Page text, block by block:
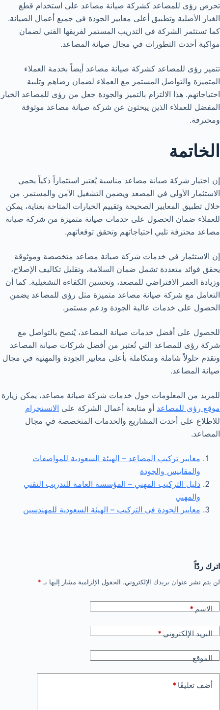
تحرص رؤى للمصاعد كشركة صيانة مصاعد على استخدام قطع
الغيار الأصلية وتطبيق أعلى معايير الجودة في جميع أعمال الصيانة.
كما تستثمر الشركة في التدريب المستمر لفريقها الفني لضمان
مواكبة أحدث التطورات في مجال صيانة المصاعد.
تتميز رؤى للمصاعد كشركة صيانة مصاعد أيضاً بخدمة العملاء
المتميزة والتواصل المستمر مع العملاء لضمان رضاهم وتلبية
احتياجاتهم. هذا الالتزام بالتميز والجودة جعل من رؤى للمصاعد الخيار
المفضل للعملاء الذين يبحثون عن شركة صيانة مصاعد موثوقة
ومحترفة.
الخاتمة
إن اختيار شركة صيانة مصاعد مناسبة يُعتبر استثماراً ذكياً يحمي
الاستثمار الأولي في المصعد ويضمن التشغيل الآمن والمستمر. من
خلال تطبيق المعايير الصحيحة وتقييم الخيارات المتاحة بعناية، يمكن
للعملاء ضمان الحصول على خدمات صيانة متميزة من شركة صيانة
مصاعد محترفة تلبي احتياجاتهم وتحقق توقعاتهم.
إن الاستثمار في خدمات شركة صيانة مصاعد متخصصة وموثوقة
يحقق فوائد متعددة تشمل ضمان السلامة، وتقليل تكاليف الإصلاح،
وزيادة العمر الافتراضي للمصعد، وتحسين الكفاءة التشغيلية. كما أن
التعامل مع شركة صيانة مصاعد متميزة مثل رؤى للمصاعد يضمن
الحصول على خدمات عالية الجودة ودعم مستمر.
للحصول على أفضل خدمات صيانة المصاعد، يُنصح بالتواصل مع
شركة رؤى للمصاعد التي تُعتبر من أفضل شركات صيانة المصاعد
وتقدم حلولاً شاملة ومتكاملة بأعلى معايير الجودة والمهنية في مجال
صيانة المصاعد.
للمزيد من المعلومات حول خدمات شركة صيانة مصاعد، يمكن زيارة
موقع رؤى للمصاعد أو متابعة أعمال الشركة على الانستجرام
للاطلاع على أحدث المشاريع والخدمات المتخصصة في مجال
المصاعد.
معايير تركيب المصاعد – الهيئة السعودية للمواصفات
والمقاييس والجودة
دليل التركيب المهني – المؤسسة العامة للتدريب التقني
والمهني
معايير الجودة في التركيب – الهيئة السعودية للمهندسين
اترك ردّاً
لن يتم نشر عنوان بريدك الإلكتروني. الحقول الإلزامية مشار إليها بـ *
الاسم *
البريد الإلكتروني *
الموقع
أضف تعليقًا *